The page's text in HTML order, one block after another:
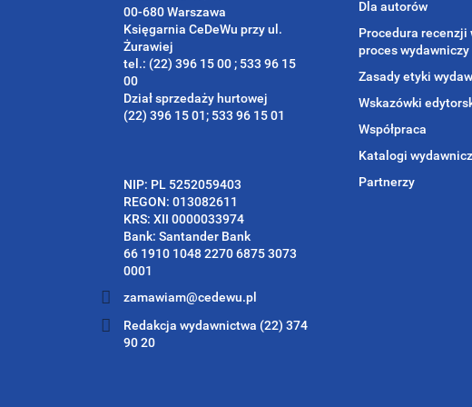
00-680 Warszawa
Księgarnia CeDeWu przy ul.
Żurawiej
tel.: (22) 396 15 00 ; 533 96 15
00
Dział sprzedaży hurtowej
(22) 396 15 01; 533 96 15 01
NIP: PL 5252059403
REGON: 013082611
KRS: XII 0000033974
Bank: Santander Bank
66 1910 1048 2270 6875 3073
0001
zamawiam@cedewu.pl
Redakcja wydawnictwa (22) 374
90 20
Dla autorów
Procedura recenzji
proces wydawniczy
Zasady etyki
Wskazówki
Współpraca
Katalogi
Partnerzy